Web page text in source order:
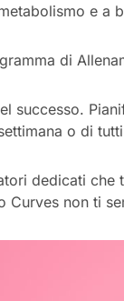
e a
di
successo.
o di
dedicati
Curves non ti